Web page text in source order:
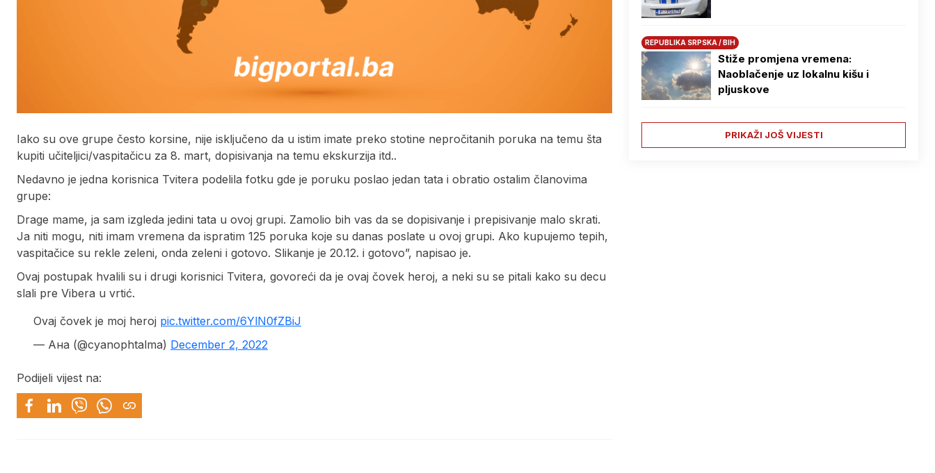
Iako su ove grupe često korsine, nije isključeno da u istim imate preko stotine nepročitanih poruka na temu šta
kupiti učiteljici/vaspitačicu za 8. mart, dopisivanja na temu ekskurzija itd..
Nedavno je jedna korisnica Tvitera podelila fotku gde je poruku poslao jedan tata i obratio ostalim članovima
grupe:
Drage mame, ja sam izgleda jedini tata u ovoj grupi. Zamolio bih vas da se dopisivanje i prepisivanje malo skrati.
Ja niti mogu, niti imam vremena da ispratim 125 poruka koje su danas poslate u ovoj grupi. Ako kupujemo tepih,
vaspitačice su rekle zeleni, onda zeleni i gotovo. Slikanje je 20.12. i gotovo”, napisao je.
Ovaj postupak hvalili su i drugi korisnici Tvitera, govoreći da je ovaj čovek heroj, a neki su se pitali kako su decu
slali pre Vibera u vrtić.
Ovaj čovek je moj heroj pic.twitter.com/6YlN0fZBiJ
— Ана (@cyanophtalma) December 2, 2022
Podijeli vijest na:
REPUBLIKA SRPSKA / BIH
Stiže promjena vremena:
Naoblačenje uz lokalnu kišu i
pljuskove
PRIKAŽI JOŠ VIJESTI